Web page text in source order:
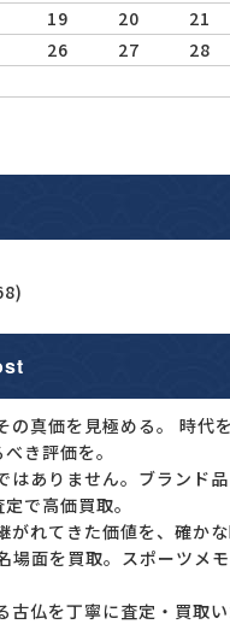
19 20 21
26 27 28
の真価を見極める。 時代
き評価を。
はありません。ブランド
で高価買取。
がれてきた価値を、確かな
場面を買取。スポーツメ
古仏を丁寧に査定・買取い